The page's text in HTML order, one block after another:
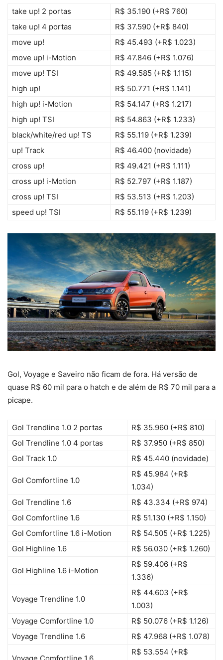
take up! 2 portas
R$ 35.190 (+R$ 760)
take up! 4 portas
R$ 37.590 (+R$ 840)
move up!
R$ 45.493 (+R$ 1.023)
move up! i-Motion
R$ 47.846 (+R$ 1.076)
move up! TSI
R$ 49.585 (+R$ 1.115)
high up!
R$ 50.771 (+R$ 1.141)
high up! i-Motion
R$ 54.147 (+R$ 1.217)
high up! TSI
R$ 54.863 (+R$ 1.233)
black/white/red up! TS
R$ 55.119 (+R$ 1.239)
up! Track
R$ 46.400 (novidade)
cross up!
R$ 49.421 (+R$ 1.111)
cross up! i-Motion
R$ 52.797 (+R$ 1.187)
cross up! TSI
R$ 53.513 (+R$ 1.203)
speed up! TSI
R$ 55.119 (+R$ 1.239)
Gol, Voyage e Saveiro não ficam de fora. Há versão de
quase R$ 60 mil para o hatch e de além de R$ 70 mil para a
picape.
Gol Trendline 1.0 2 portas
R$ 35.960 (+R$ 810)
Gol Trendline 1.0 4 portas
R$ 37.950 (+R$ 850)
Gol Track 1.0
R$ 45.440 (novidade)
Gol Comfortline 1.0
R$ 45.984 (+R$
1.034)
Gol Trendline 1.6
R$ 43.334 (+R$ 974)
Gol Comfortline 1.6
R$ 51.130 (+R$ 1.150)
Gol Comfortline 1.6 i-Motion
R$ 54.505 (+R$ 1.225)
Gol Highline 1.6
R$ 56.030 (+R$ 1.260)
Gol Highline 1.6 i-Motion
R$ 59.406 (+R$
1.336)
Voyage Trendline 1.0
R$ 44.603 (+R$
1.003)
Voyage Comfortline 1.0
R$ 50.076 (+R$ 1.126)
Voyage Trendline 1.6
R$ 47.968 (+R$ 1.078)
R$ 53.554 (+R$